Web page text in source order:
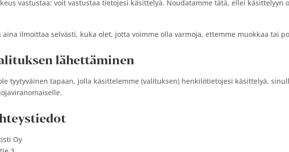
vastustaa: voit vastustaa tietojesi käsittelyä. Noudatamme tätä, ellei käsittelyyn
aina ilmoittaa selvästi, kuka olet, jotta voimme olla varmoja, ettemme muokkaa tai
lähettäminen
tyytyväinen tapaan, jolla käsittelemme (valituksen) henkilötietojesi käsittelyä,
Oy